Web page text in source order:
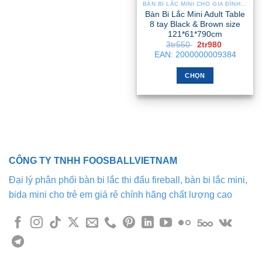
Bàn Bi Lắc Mini Adult Table
8 tay Black & Brown size
121*61*790cm
3tr550 Giá
gốc
là:
3tr550 .
2tr980
hiện
tại
EAN: 2000000009384
CHỌN
phẩm
Các
chọn
thể
CÔNG TY TNHH FOOSBALLVIETNAM
Đại lý phân phối bàn bi lắc thi đấu fireball, bàn bi lắc mini,
bida mini cho trẻ em giá rẻ chính hãng chất lượng cao